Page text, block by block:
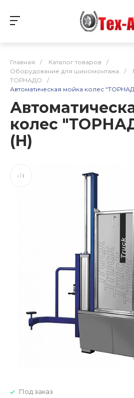
Главная / Каталог товаров
/
Оборудование для шиномонтажа
/
ТОРНАДО
/
Автоматическая мойка колес
колес
(H)
Под заказ